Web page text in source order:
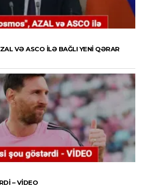
VƏ ASCO ILƏ BAĞLI YENI QƏRAR
– VİDEO